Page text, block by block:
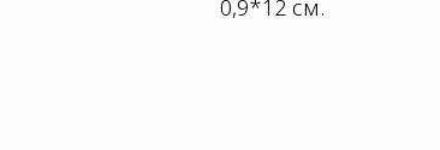
0,9*12 см.